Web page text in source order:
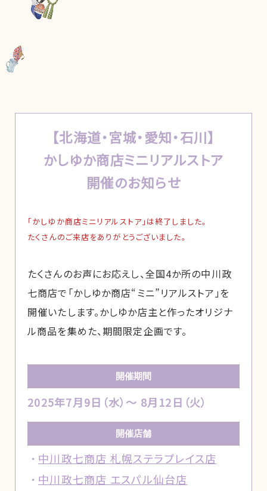
【北海道・宮城・愛知・石川】
かしゆか商店ミニリアルストア
開催のお知らせ
「かしゆか商店ミニリアルストア」は終了しました。
たくさんのご来店をありがとうございました。
たくさんのお声にお応えし、全国4か所の中川政
七商店で「かしゆか商店“ミニ”リアルストア」を
開催いたします。かしゆか店主と作ったオリジナ
ル商品を集めた、期間限定企画です。
開催期間
2025年7月9日（水）～ 8月12日（火）
開催店舗
中川政七商店 札幌ステラプレイス店
中川政七商店 エスパル仙台店